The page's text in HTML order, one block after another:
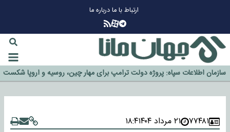
ارتباط با مادرباره ما
گزینه جدایی اوسمار روی میز مدیران پرسپولیس
آیا رئیس جمهور آمریکا قانون را دور می‌زند؟
اخراج رسمی چهره نامدار از پرسپولیس
سازمان اطلاعات سپاه: پروژه دولت ترامپ برای مهار چین، روسیه و اروپا شکست
خورد
۷۷۴۸۱ ۲۱ مرداد ۱۴۰۴
۱۸:۴